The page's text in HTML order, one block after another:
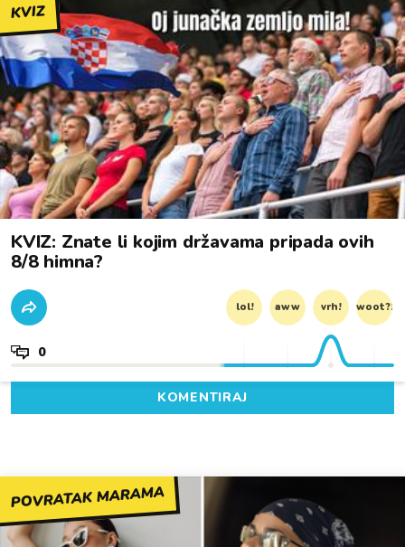
KVIZ
KVIZ: Znate li kojim državama pripada ovih
8/8 himna?
lol! aww vrh! woot?!
0
KOMENTIRAJ
POVRATAK MARAMA